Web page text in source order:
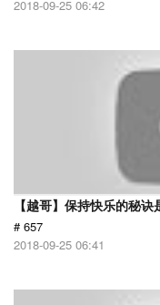
2018-09-25 06:42
【越哥】保持快乐的秘
# 657
2018-09-25 06:41